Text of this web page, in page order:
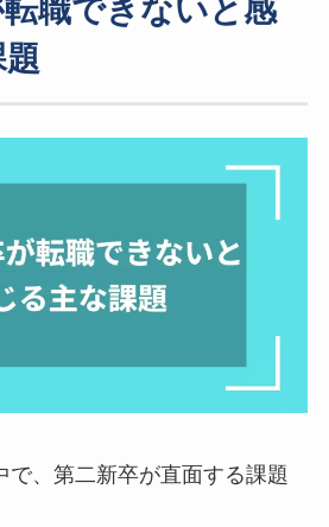
職できないと感
で、第二新卒が直面する課題